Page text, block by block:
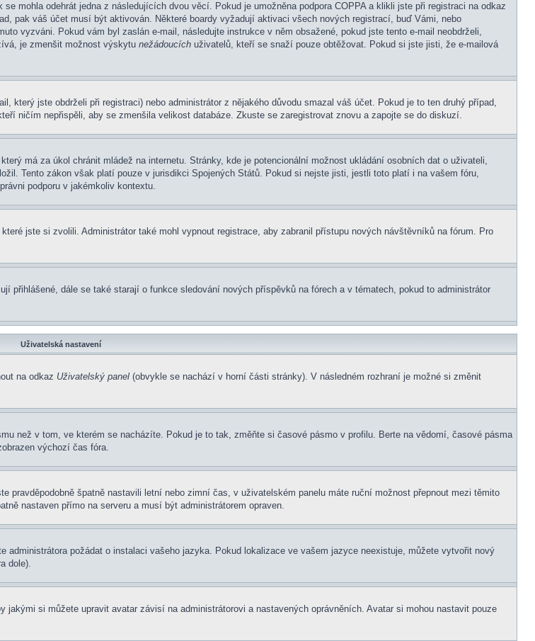
mohla odehrát jedna z následujících dvou věcí. Pokud je umožněna podpora COPPA a klikli jste při registraci na odkaz
pak váš účet musí být aktivován. Některé boardy vyžadují aktivaci všech nových registrací, buď Vámi, nebo
vyzváni. Pokud vám byl zaslán e-mail, následujte instrukce v něm obsažené, pokud jste tento e-mail neobdrželi,
je zmenšit možnost výskytu nežádoucích uživatelů, kteří se snaží pouze obtěžovat. Pokud si jste jisti, že e-mailová
který jste obdrželi při registraci) nebo administrátor z nějakého důvodu smazal váš účet. Pokud je to ten druhý případ,
ničím nepřispěli, aby se zmenšila velikost databáze. Zkuste se zaregistrovat znovu a zapojte se do diskuzí.
má za úkol chránit mládež na internetu. Stránky, kde je potencionální možnost ukládání osobních dat o uživateli,
Tento zákon však platí pouze v jurisdikci Spojených Států. Pokud si nejste jisti, jestli toto platí i na vašem fóru,
podporu v jakémkoliv kontextu.
jste si zvolili. Administrátor také mohl vypnout registrace, aby zabranil přístupu nových návštěvníků na fórum. Pro
přihlášené, dále se také starají o funkce sledování nových příspěvků na fórech a v tématech, pokud to administrátor
Uživatelská nastavení
na odkaz Uživatelský panel (obvykle se nachází v horní části stránky). V následném rozhraní je možné si změnit
než v tom, ve kterém se nacházíte. Pokud je to tak, změňte si časové pásmo v profilu. Berte na vědomí, časové pásma
výchozí čas fóra.
špatně nastavili letní nebo zimní čas, v uživatelském panelu máte ruční možnost přepnout mezi těmito
nastaven přímo na serveru a musí být administrátorem opraven.
požádat o instalaci vašeho jazyka. Pokud lokalizace ve vašem jazyce neexistuje, můžete vytvořit nový
dole).
si můžete upravit avatar závisí na administrátorovi a nastavených oprávněních. Avatar si mohou nastavit pouze